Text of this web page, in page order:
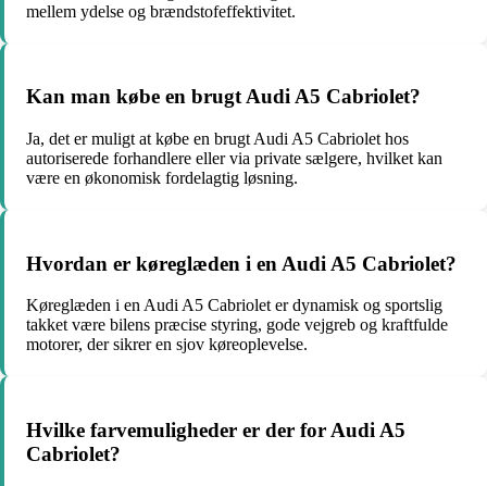
mellem ydelse og brændstofeffektivitet.
Kan man købe en brugt Audi A5 Cabriolet?
Ja, det er muligt at købe en brugt Audi A5 Cabriolet hos
autoriserede forhandlere eller via private sælgere, hvilket kan
være en økonomisk fordelagtig løsning.
Hvordan er køreglæden i en Audi A5 Cabriolet?
Køreglæden i en Audi A5 Cabriolet er dynamisk og sportslig
takket være bilens præcise styring, gode vejgreb og kraftfulde
motorer, der sikrer en sjov køreoplevelse.
Hvilke farvemuligheder er der for Audi A5
Cabriolet?